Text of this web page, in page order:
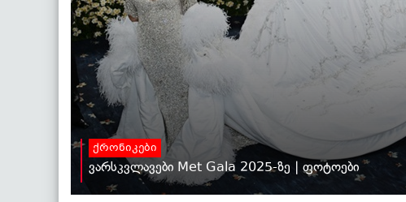
ქრონიკები
ვარსკვლავები Met Gala 2025-ზე | ფოტოები